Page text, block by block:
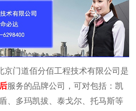
京门道佰分佰工程技术有限公司是
服务的品牌公司，可对包括：凯
、多玛凯拔、泰戈尔、托马斯等